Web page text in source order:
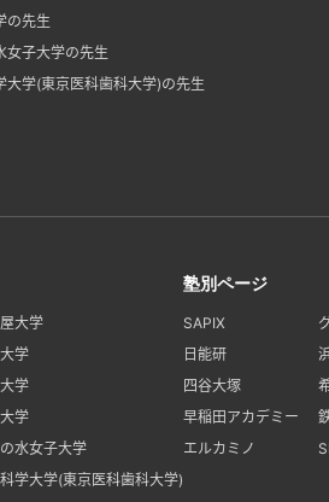
の先生
女子大学の先生
大学(東京医科歯科大学)の先生
大学
学
学
学
水女子大学
学大学(東京医科歯科大学)
塾別ページ
SAPIX
日能研
四谷大塚
早稲田アカデミー
エルカミノ